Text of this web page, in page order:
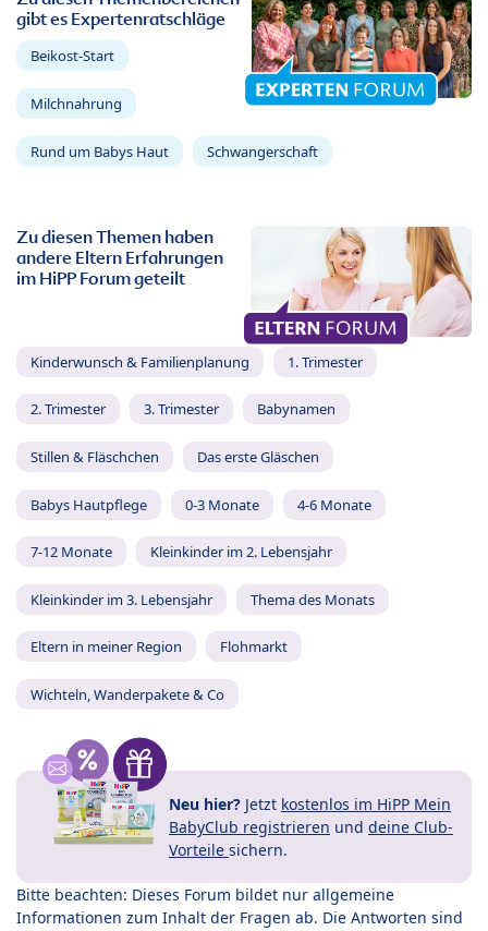
gibt es Expertenratschläge
Beikost-Start
Milchnahrung
Rund um Babys Haut Schwangerschaft
Zu diesen Themen haben
andere Eltern Erfahrungen
im HiPP Forum geteilt
Kinderwunsch & Familienplanung 1. Trimester
2. Trimester 3. Trimester Babynamen
Stillen & Fläschchen Das erste Gläschen
Babys Hautpflege 0-3 Monate 4-6 Monate
7-12 Monate Kleinkinder im 2. Lebensjahr
Kleinkinder im 3. Lebensjahr Thema des Monats
Eltern in meiner Region Flohmarkt
Wichteln, Wanderpakete & Co
Neu hier? Jetzt kostenlos im HiPP Mein
BabyClub registrieren und deine Club-
Vorteile sichern.
Bitte beachten: Dieses Forum bildet nur allgemeine
Informationen zum Inhalt der Fragen ab. Die Antworten sind